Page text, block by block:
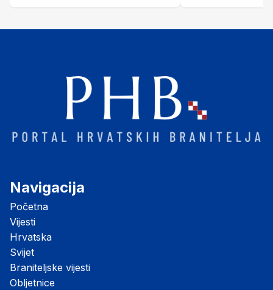
Navigacija
Početna
Vijesti
Hrvatska
Svijet
Braniteljske vijesti
Obljetnice